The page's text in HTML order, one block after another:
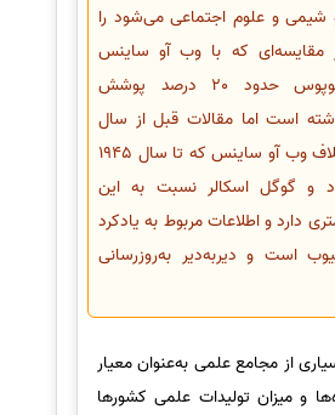
شیمی و علوم اجتماعی می‌شود را
مقایسه‌ای که با وب آو ساینس
انجام‌شده، اسکوپوس حدود 20 درصد پوشش
است اما مقالات قبل از سال
1995 را ندارد برخلاف وب آو ساینس که تا سال 1945
و گوگل اسکالر نسبت به این
دارد و اطلاعات مربوط به یادکرد
است و دیربه‌دیر به‌روزرسانی
از مجامع علمی به‌عنوان معیار
و میزان تولیدات علمی کشورها